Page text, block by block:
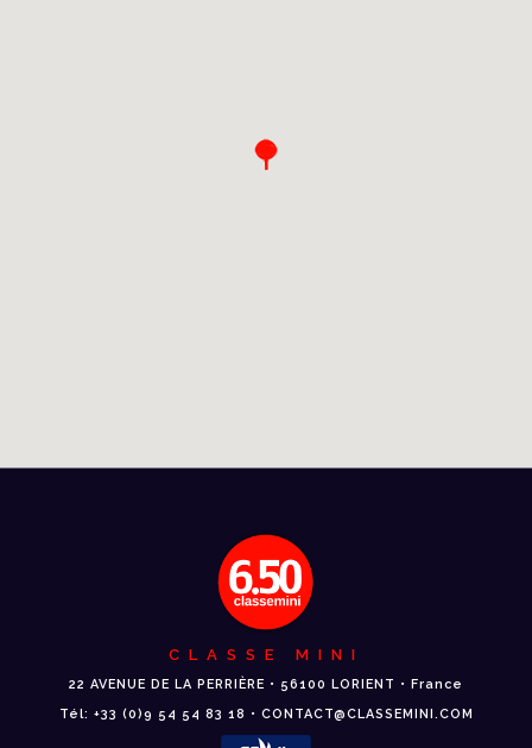
CLASSE MINI
22 AVENUE DE LA PERRIÈRE • 56100 LORIENT • France
Tél: +33 (0)9 54 54 83 18 • CONTACT@CLASSEMINI.COM